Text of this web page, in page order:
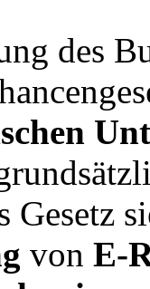
des
Gesetz
von E-